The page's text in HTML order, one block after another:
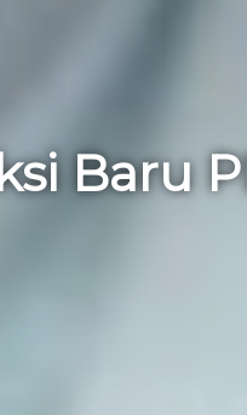
Baru